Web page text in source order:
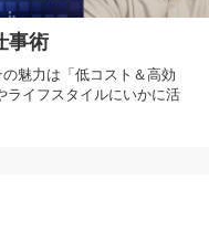
事術
魅力は「低コスト＆高効
ライフスタイルにいかに活